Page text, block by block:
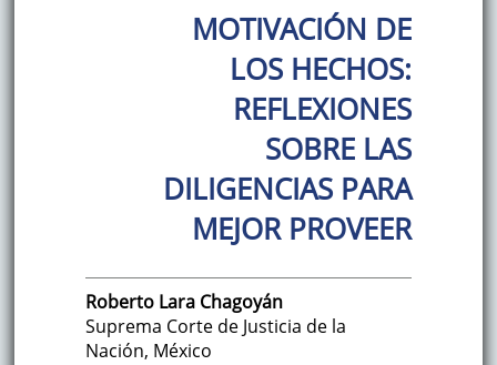
MOTIVACIÓN DE
LOS HECHOS:
REFLEXIONES
SOBRE LAS
DILIGENCIAS PARA
MEJOR PROVEER
Roberto Lara Chagoyán
Suprema Corte de Justicia de la
Nación, México